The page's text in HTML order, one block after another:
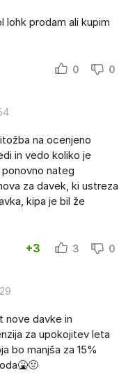
lohk prodam ali kupim
0 0
na ocenjeno
in vedo koliko je
nateg
za davek, ki ustreza
kipa je bil že
+3 3 0
nove davke in
za upokojitev leta
bo manjša za 15%